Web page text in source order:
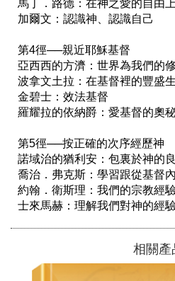
馬丁．路德：在神之愛的自由
加爾文：認識神、認識自己
第4徑──親近耶穌基督
亞西西的方濟：世界為我們的
波拿文土拉：在基督裡的豐盛
金碧士：效法基督
羅耀拉的依納爵：愛基督的奧
第5徑──按正確的次序經歷神
諾域治的猶利安：包裏於神的
喬治．弗克斯：學習跟從基督
約翰．衛斯理：我們的宗教經
士來馬赫：理解我們對神的經
相關產